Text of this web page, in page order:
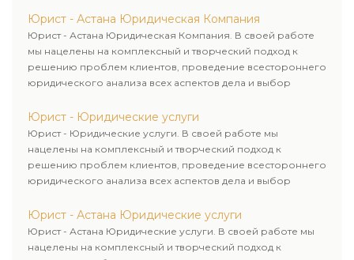
Юрист - Астана Юридическая Компания
Юрист - Астана Юридическая Компания. В своей работе
мы нацелены на комплексный и творческий подход к
решению проблем клиентов, проведение всестороннего
юридического анализа всех аспектов дела и выбор
Юрист - Юридические услуги
Юрист - Юридические услуги. В своей работе мы
нацелены на комплексный и творческий подход к
решению проблем клиентов, проведение всестороннего
юридического анализа всех аспектов дела и выбор
Юрист - Астана Юридические услуги
Юрист - Астана Юридические услуги. В своей работе мы
нацелены на комплексный и творческий подход к